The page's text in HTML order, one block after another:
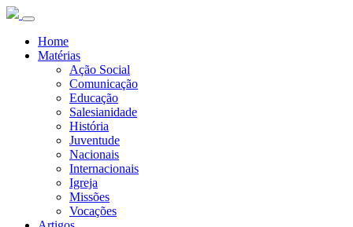
Home
Matérias
Ação Social
Comunicação
Educação
Salesianidade
História
Juventude
Nacionais
Internacionais
Igreja
Missões
Vocações